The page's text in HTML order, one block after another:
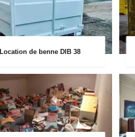
Location de benne DIB 38